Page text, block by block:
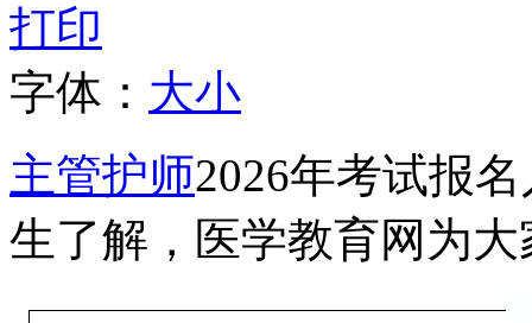
打印
字体： 大小
主管护师2026年考试报
生了解，医学教育网为